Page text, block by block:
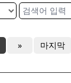
» 마지막